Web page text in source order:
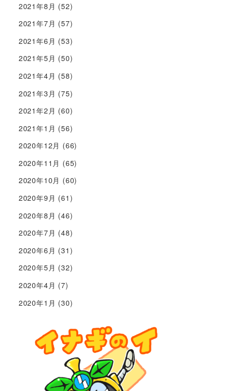
2021年8月 (52)
2021年7月 (57)
2021年6月 (53)
2021年5月 (50)
2021年4月 (58)
2021年3月 (75)
2021年2月 (60)
2021年1月 (56)
2020年12月 (66)
2020年11月 (65)
2020年10月 (60)
2020年9月 (61)
2020年8月 (46)
2020年7月 (48)
2020年6月 (31)
2020年5月 (32)
2020年4月 (7)
2020年1月 (30)